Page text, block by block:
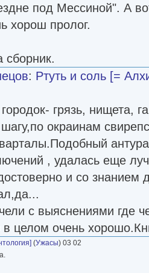
под Мессиной". А
хорош пролог.
сборник.
: Ртуть и соль [=
грязь, нищета,
окраинам
, удалась еще
и со знанием
с выяснениями где
в целом очень
(Ужасы) 03 02